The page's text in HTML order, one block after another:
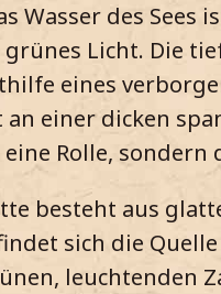
Wasser des
grünes Licht. Die
eines
an einer dicken
Rolle,
besteht aus
sich die
leuchtenden